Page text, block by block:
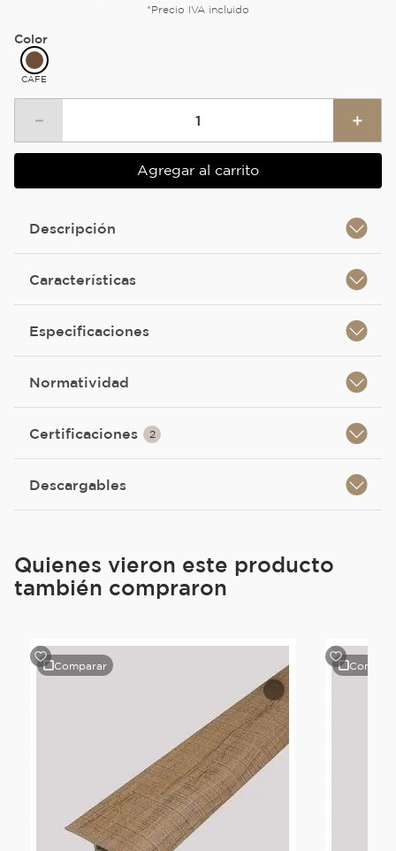
*Precio IVA incluido
Color
CAFE
＋
－
Agregar al carrito
Descripción
Características
Especificaciones
Normatividad
Certificaciones 2
Descargables
Quienes vieron este producto
también compraron
Comparar